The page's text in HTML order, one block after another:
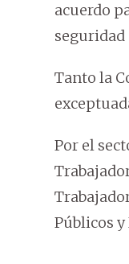
acuerdo
seguridad
Tanto la
Por el
Públicos y